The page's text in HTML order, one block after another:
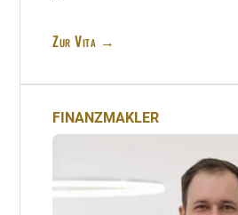
Zur Vita →
FINANZMAKLER